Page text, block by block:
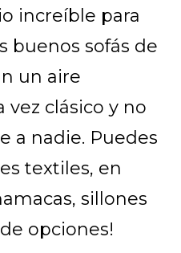
increíble para
buenos sofás de
un aire
clásico y no
a nadie. Puedes
textiles, en
sillones
opciones!